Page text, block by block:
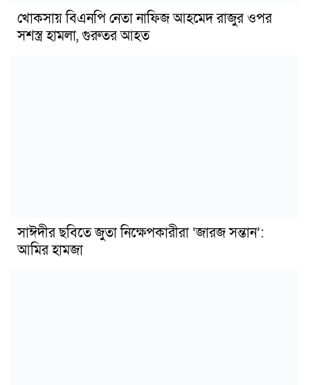
খোকসায় বিএনপি নেতা নাফিজ আহমেদ রাজুর ওপর
সশস্ত্র হামলা, গুরুতর আহত
সাঈদীর ছবিতে জুতা নিক্ষেপকারীরা ‘জারজ সন্তান’:
আমির হামজা